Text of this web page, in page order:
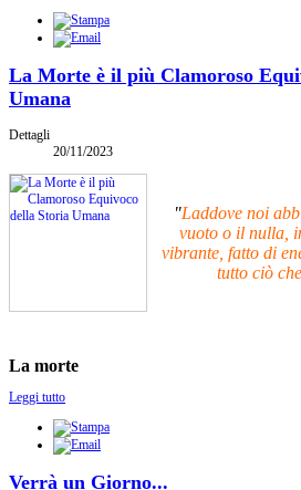
La Morte è il più Clamoroso
Umana
Dettagli
20/11/2023
"Laddove noi
vuoto o il nulla,
vibrante, fatto di
tutto ciò
La morte
Leggi tutto
Verrà un Giorno...